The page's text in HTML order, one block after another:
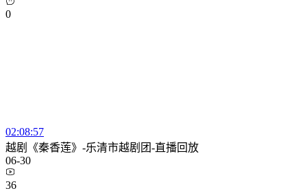
0
02:08:57
越剧《秦香莲》-乐清市越剧团-直播回放
06-30
36